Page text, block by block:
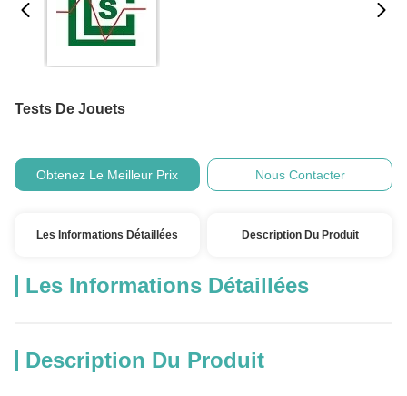
Tests De Jouets
Obtenez Le Meilleur Prix Nous Contacter
Les Informations Détaillées Description Du Produit
Les Informations Détaillées
Description Du Produit